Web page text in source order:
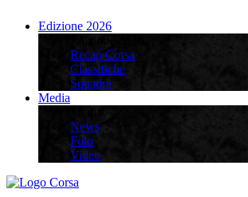
Edizione 2026
Recap Corsa
Classifiche
Squadre
Media
News
Foto
Video